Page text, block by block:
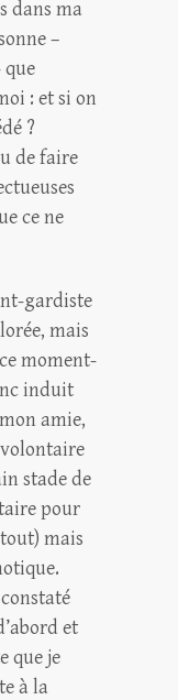
dans ma
–
que
: et si on
?
de faire
ce ne
gardiste
mais
moment-
induit
amie,
stade de
pour
mais
et
que je
à la